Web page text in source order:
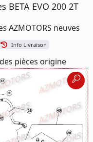
BETA EVO 200 2T
AZMOTORS neuves
Info Livraison
pièces origine